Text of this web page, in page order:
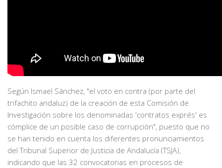
Según Ismael Sánchez, "el voto en contra (por parte del
trifachito andaluz) de la creación de esta Comisión de
Investigación sobre los denominadas 'contratos exprés' es
cómplice de un posible caso de corrupción", puesto que no
se han tenido en cuenta los diferentes pronunciamientos
del Tribunal Superior de Justicia de Andalucía (TSJA),
indicando que las 32 convocatorias en procesos de